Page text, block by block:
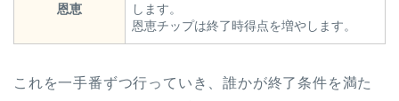
恩恵
します。
恩恵チップは終了時得点を増やします。
これを一手番ずつ行っていき、誰かが終了条件を満た